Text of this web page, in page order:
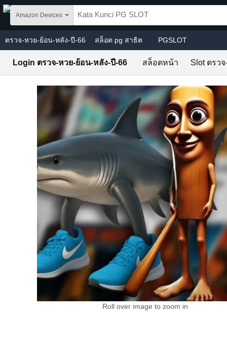
Skip to main content
Amazon Devices
ตรวจ-หวย-ย้อน-หลัง-ปี-66 สล็อต pg สาธิต PGSLOT
Login ตรวจ-หวย-ย้อน-หลัง-ปี-66 สล็อตหน้า Slot ตรว
Roll over image to zoom in